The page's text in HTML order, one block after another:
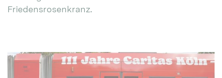
Friedensrosenkranz.